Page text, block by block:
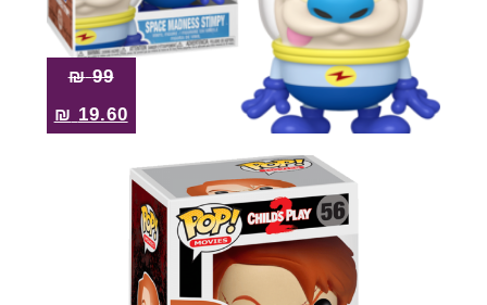
99
₪
19.60
₪